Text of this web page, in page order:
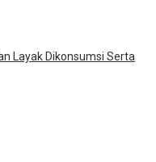
Layak Dikonsumsi Serta